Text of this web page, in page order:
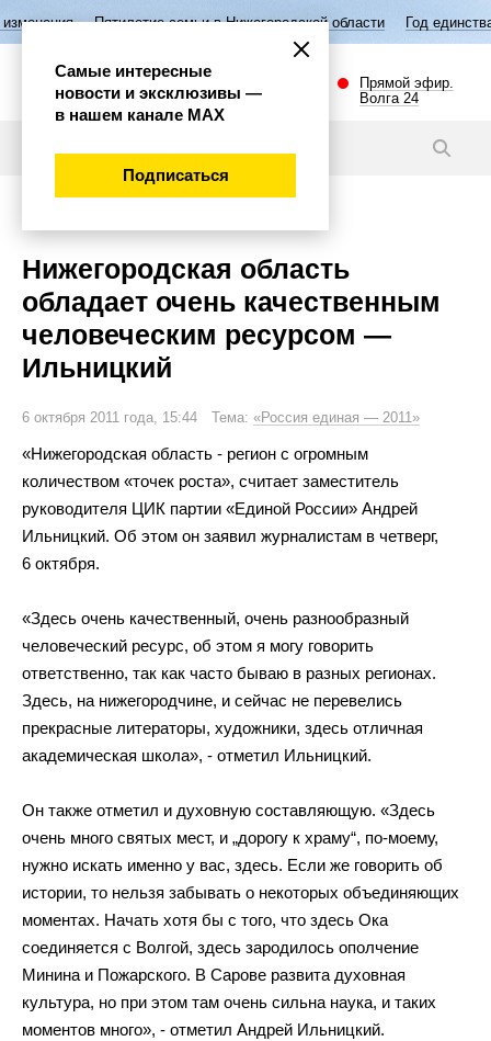
семьи в Нижегородской области Год единства народов
Прямой эфир.
Волга 24
Нижегородская область
обладает очень качественным
человеческим ресурсом —
Ильницкий
6 октября 2011 года, 15:44 Тема: «Россия единая — 2011»
«Нижегородская область - регион с огромным
количеством «точек роста», считает заместитель
руководителя ЦИК партии «Единой России» Андрей
Ильницкий. Об этом он заявил журналистам в четверг,
6 октября.
«Здесь очень качественный, очень разнообразный
человеческий ресурс, об этом я могу говорить
ответственно, так как часто бываю в разных регионах.
Здесь, на нижегородчине, и сейчас не перевелись
прекрасные литераторы, художники, здесь отличная
академическая школа», - отметил Ильницкий.
Он также отметил и духовную составляющую. «Здесь
очень много святых мест, и „дорогу к храму“, по-моему,
нужно искать именно у вас, здесь. Если же говорить об
истории, то нельзя забывать о некоторых объединяющих
моментах. Начать хотя бы с того, что здесь Ока
соединяется с Волгой, здесь зародилось ополчение
Минина и Пожарского. В Сарове развита духовная
культура, но при этом там очень сильна наука, и таких
моментов много», - отметил Андрей Ильницкий.
Самые интересные
новости и эксклюзивы —
в нашем канале МАХ
Подписаться